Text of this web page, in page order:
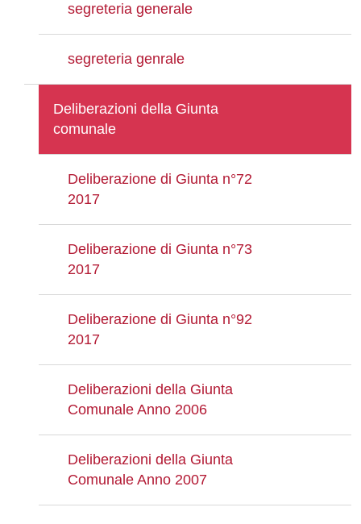
segreteria generale
segreteria genrale
Deliberazioni della Giunta
comunale
Deliberazione di Giunta n°72
2017
Deliberazione di Giunta n°73
2017
Deliberazione di Giunta n°92
2017
Deliberazioni della Giunta
Comunale Anno 2006
Deliberazioni della Giunta
Comunale Anno 2007